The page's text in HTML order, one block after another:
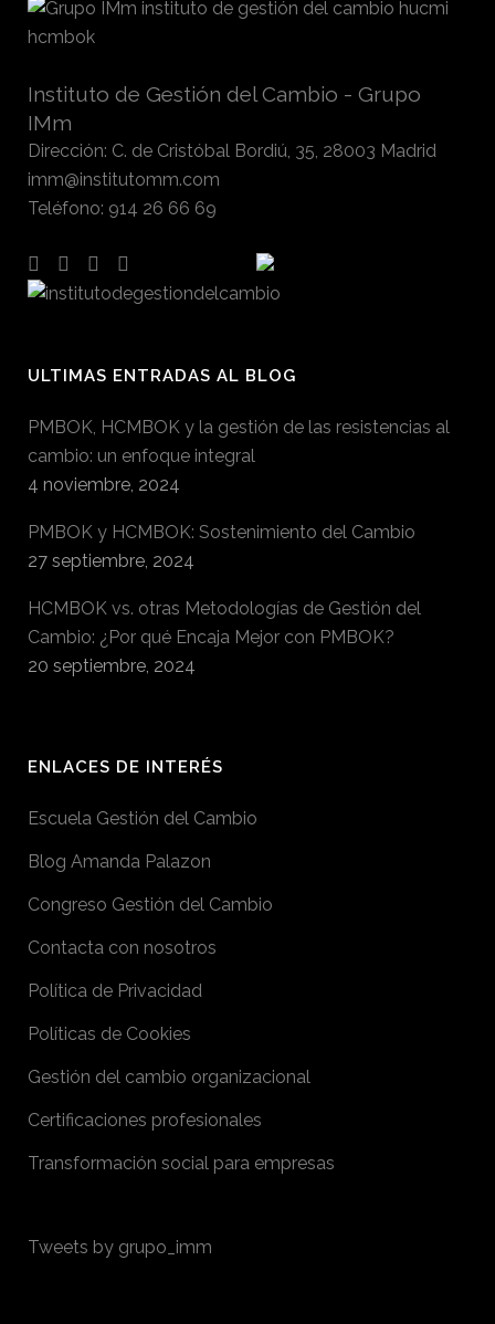
Instituto de Gestión del Cambio - Grupo
IMm
Dirección: C. de Cristóbal Bordiú, 35, 28003 Madrid
imm@institutomm.com
Teléfono: 914 26 66 69
ULTIMAS ENTRADAS AL BLOG
PMBOK, HCMBOK y la gestión de las resistencias al
cambio: un enfoque integral
4 noviembre, 2024
PMBOK y HCMBOK: Sostenimiento del Cambio
27 septiembre, 2024
HCMBOK vs. otras Metodologías de Gestión del
Cambio: ¿Por qué Encaja Mejor con PMBOK?
20 septiembre, 2024
ENLACES DE INTERÉS
Escuela Gestión del Cambio
Blog Amanda Palazon
Congreso Gestión del Cambio
Contacta con nosotros
Política de Privacidad
Políticas de Cookies
Gestión del cambio organizacional
Certificaciones profesionales
Transformación social para empresas
Tweets by grupo_imm